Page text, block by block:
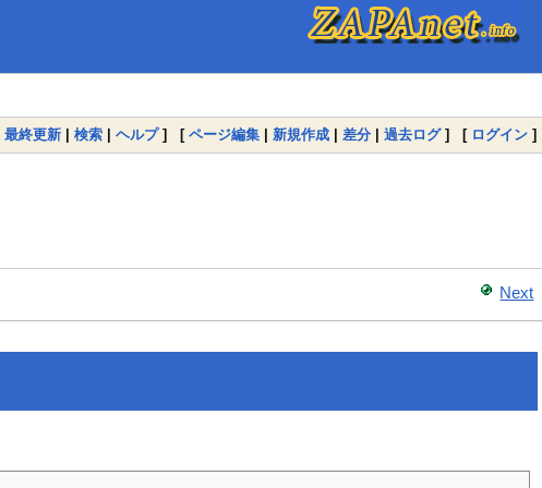
最終更新 | 検索 | ヘルプ] [ ページ編集 | 新規作成 | 差分 | 過去ログ] [ ログイン ]
Next